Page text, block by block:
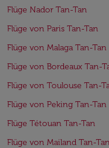
Flüge Nador Tan-Tan
Flüge von Paris Tan-Tan
Flüge von Malaga Tan-Tan
Flüge von Bordeaux Tan-
Flüge von Toulouse Tan-
Flüge von Peking Tan-Tan
Flüge Tétouan Tan-Tan
Flüge von Mailand Tan-Tan